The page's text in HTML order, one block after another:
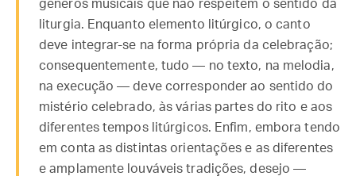
gêneros musicais que não respeitem o sentido da
liturgia. Enquanto elemento litúrgico, o canto
deve integrar-se na forma própria da celebração;
consequentemente, tudo — no texto, na melodia,
na execução — deve corresponder ao sentido do
mistério celebrado, às várias partes do rito e aos
diferentes tempos litúrgicos. Enfim, embora tendo
em conta as distintas orientações e as diferentes
e amplamente louváveis tradições, desejo —